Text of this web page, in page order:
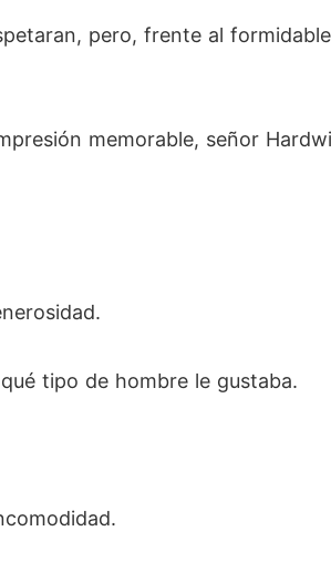
pero, frente al
memorable, señor
tipo de hombre le gustaba.